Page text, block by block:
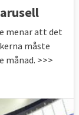
menar att det
måste
månad. >>>